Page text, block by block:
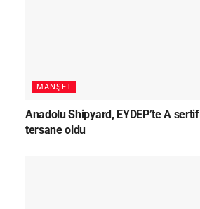
MANŞET
Anadolu Shipyard, EYDEP’te A
tersane oldu